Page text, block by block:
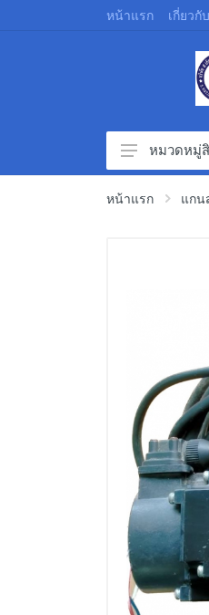
หน้าแรก เกี่ยวกั
อื่นๆ ทั่วไป
อุปกรณ์สำนักง
อะไหล่
อุปกรณ์ช่าง อุ
เครื่องจักร
มอเตอร์
สีและเคมีภัณฑ์
น็อต โบล์ท ตะ
แหวน
หมวดหมู่
หน้าแรก แกน